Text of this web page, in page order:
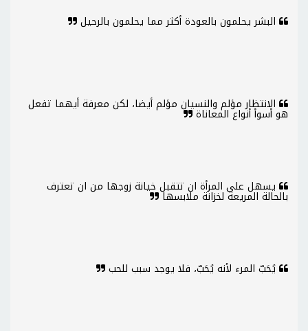
البشر يحلمون بالعودة أكثر مما يحلمون بالرحيل
الانتظار مؤلم والنسيان مؤلم أيضا، لكن معرفة أيهما تفعل
هو أسوأ أنواع المعاناة
يسهل على المرأة ان تتقبل خيانة زوجها من ان تعترف
بالحالة المريعة لخزانة ملابسها
يُحَبّ المرء لأنه يُحَبّ، فلا يوجد سبب للحب